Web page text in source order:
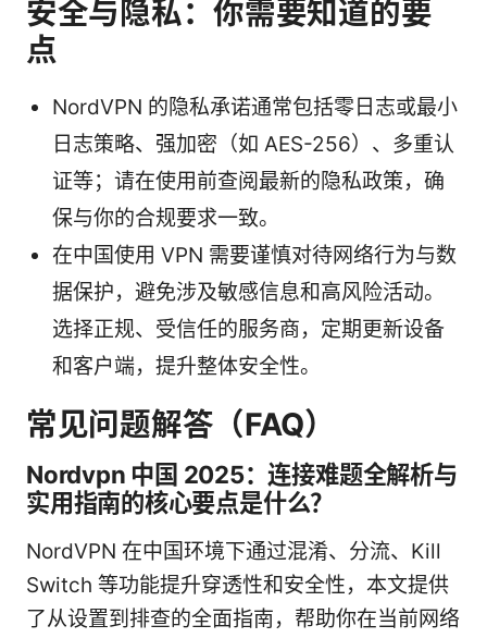
安全与隐私：你需要知道的要
点
NordVPN 的隐私承诺通常包括零日志或最小
日志策略、强加密（如 AES-256）、多重认
证等；请在使用前查阅最新的隐私政策，确
保与你的合规要求一致。
在中国使用 VPN 需要谨慎对待网络行为与数
据保护，避免涉及敏感信息和高风险活动。
选择正规、受信任的服务商，定期更新设备
和客户端，提升整体安全性。
常见问题解答（FAQ）
Nordvpn 中国 2025：连接难题全解析与
实用指南的核心要点是什么？
NordVPN 在中国环境下通过混淆、分流、Kill
Switch 等功能提升穿透性和安全性，本文提供
了从设置到排查的全面指南，帮助你在当前网络